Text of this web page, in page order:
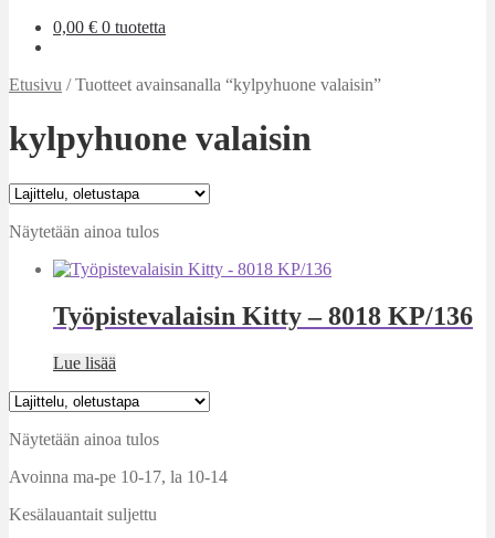
0,00 € 0 tuotetta
Etusivu /Tuotteet avainsanalla “kylpyhuone valaisin”
kylpyhuone valaisin
Näytetään ainoa tulos
Työpistevalaisin Kitty – 8018 KP/136
Lue lisää
Näytetään ainoa tulos
Avoinna ma-pe 10-17, la 10-14
Kesälauantait suljettu